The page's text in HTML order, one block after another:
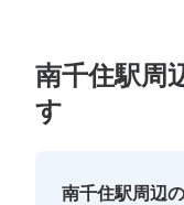
南千住駅周
す
南千住駅周辺